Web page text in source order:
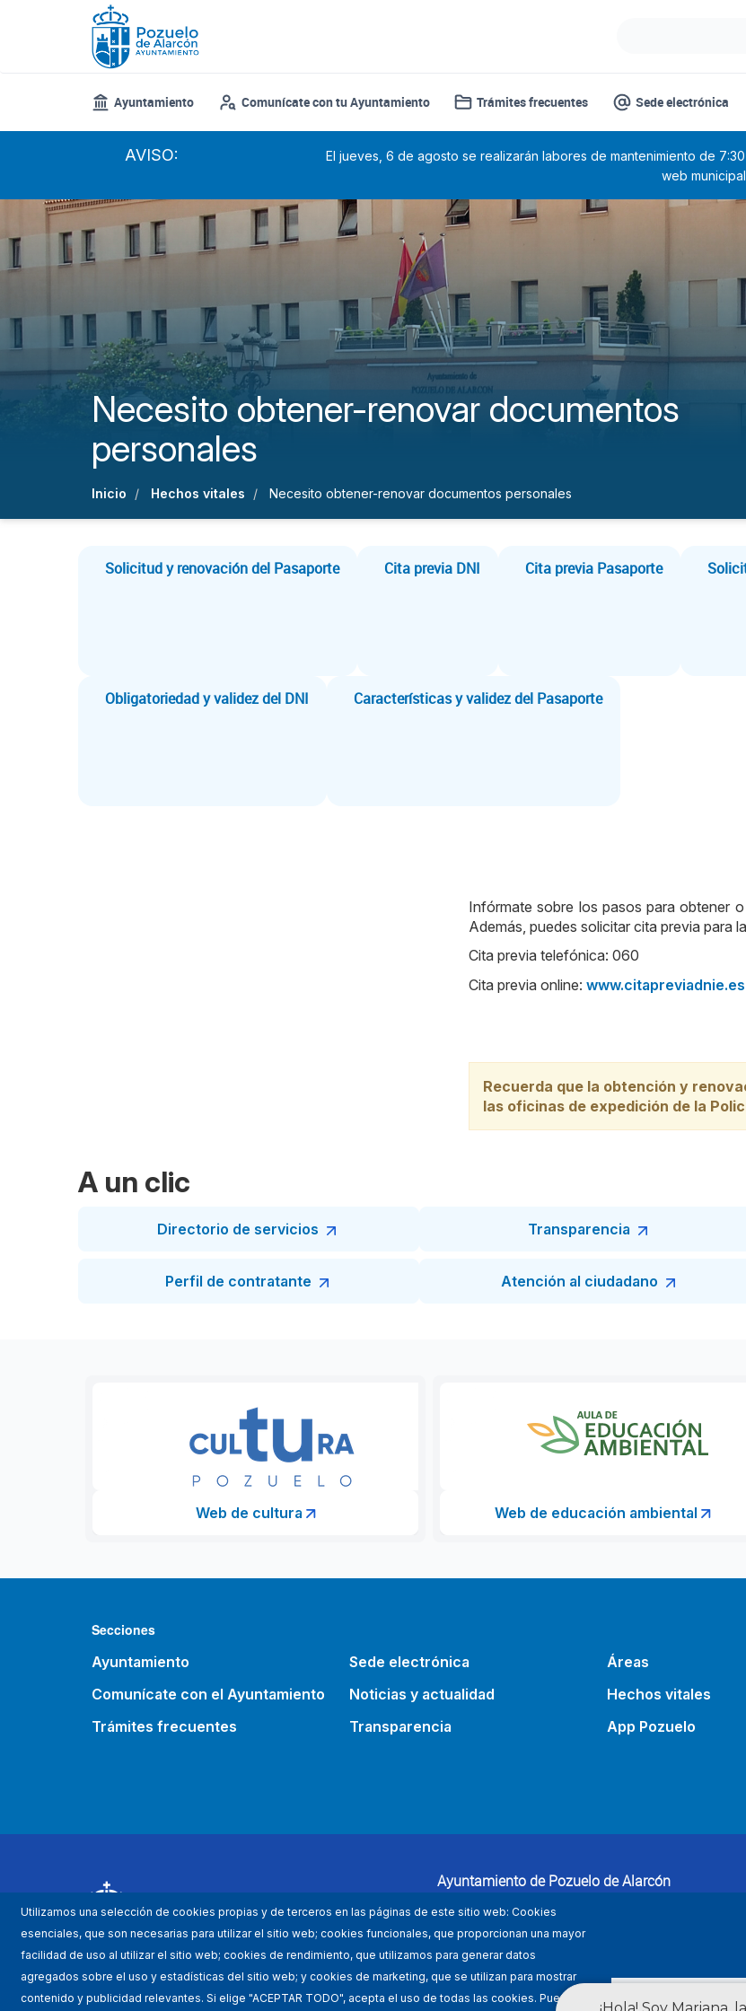
Ayuntamiento Comunícate con tu Ayuntamiento Trámites frecuentes Sede electrónica
AVISO:
El jueves, 6 de agosto se realizarán labores de mantenimiento de
web municipal
Necesito obtener-renovar documentos
personales
Inicio Hechos vitales Necesito obtener-renovar documentos personales
Solicitud y renovación del Pasaporte Cita previa DNI Cita previa Pasaporte
Obligatoriedad y validez del DNI Características y validez del Pasaporte
Infórmate sobre los pasos para obtener
Además, puedes solicitar cita previa para
Cita previa telefónica: 060
Cita previa online: www.citapreviadnie.es
Recuerda que la obtención y
las oficinas de expedición de la
A un clic
Directorio de servicios Transparencia
Perfil de contratante Atención al ciudadano
Web de cultura Web de educación ambiental
Secciones
Ayuntamiento
Comunícate con el Ayuntamiento
Trámites frecuentes
Sede electrónica
Noticias y actualidad
Transparencia
Áreas
Hechos vitales
App Pozuelo
Ayuntamiento de Pozuelo de Alarcón
Plaza Mayor 1, 28223 Pozuelo de Alarcón (Madrid)
91 452 27 00
Utilizamos una selección de cookies propias y de terceros en las páginas de este sitio web: Cookies
esenciales, que son necesarias para utilizar el sitio web; cookies funcionales, que proporcionan una mayor
facilidad de uso al utilizar el sitio web; cookies de rendimiento, que utilizamos para generar datos
agregados sobre el uso y estadísticas del sitio web; y cookies de marketing, que se utilizan para mostrar
contenido y publicidad relevantes. Si elige "ACEPTAR TODO", acepta el uso de todas las cookies. Puede